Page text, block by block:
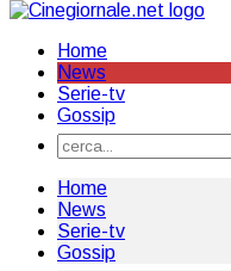
Home
News
Serie-tv
Gossip
Home
News
Serie-tv
Gossip